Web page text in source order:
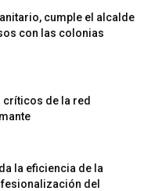
cumple el alcalde
con las colonias
críticos de la red
la eficiencia de la
del